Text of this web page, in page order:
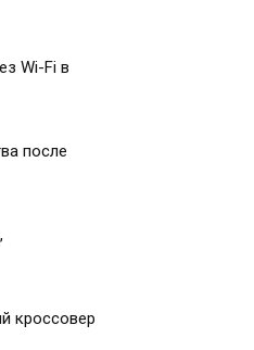
Wi-Fi в
после
кроссовер